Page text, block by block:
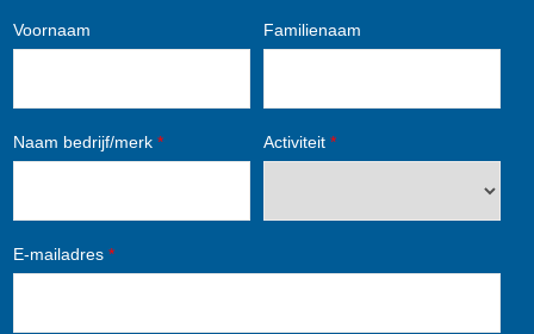
Voornaam Familienaam
Naam bedrijf/merk * Activiteit *
E-mailadres *